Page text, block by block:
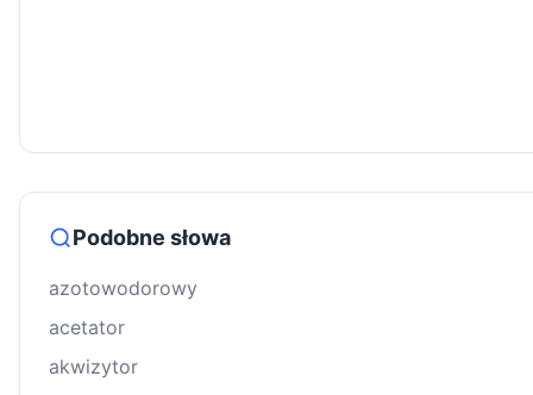
Podobne słowa
azotowodorowy
acetator
akwizytor